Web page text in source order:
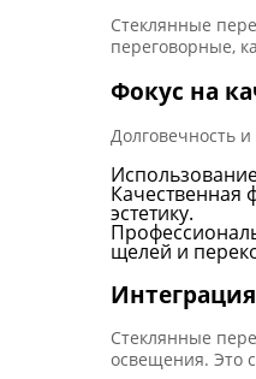
Стеклянные
переговорные,
Фокус на
Долговечность
Качественная
эстетику.
щелей и
Стеклянные
освещения. Это